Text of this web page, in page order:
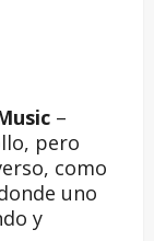
–
pero
como
uno
y